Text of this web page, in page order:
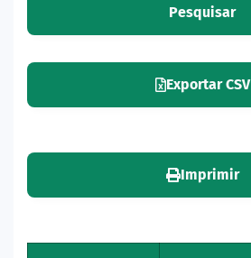
Pesquisar
Exportar CSV
Imprimir